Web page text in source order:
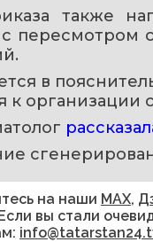
также
пересмотром
в
к организации
на наши MAX,
вы стали